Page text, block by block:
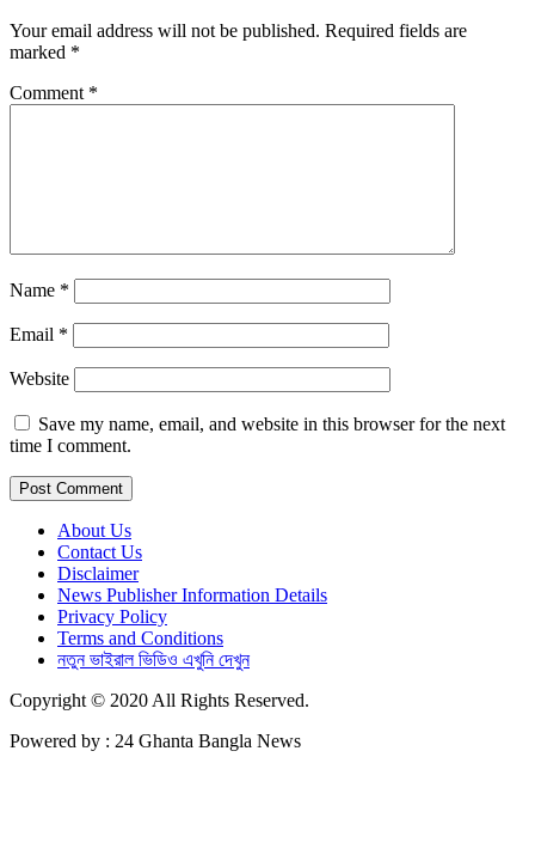
Your email address will not be published. Required fields are
marked *
Comment *
Name *
Email *
Website
Save my name, email, and website in this browser for the next
time I comment.
About Us
Contact Us
Disclaimer
News Publisher Information Details
Privacy Policy
Terms and Conditions
নতুন ভাইরাল ভিডিও এখুনি দেখুন
Copyright © 2020 All Rights Reserved.
Powered by : 24 Ghanta Bangla News